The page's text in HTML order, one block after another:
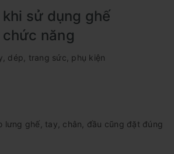
sử dụng ghế
năng
dép, trang sức, phụ kiện
lưng ghế, tay, chân, đầu cũng đặt đúng